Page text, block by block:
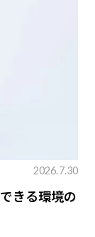
2026.7.30
きる環境の